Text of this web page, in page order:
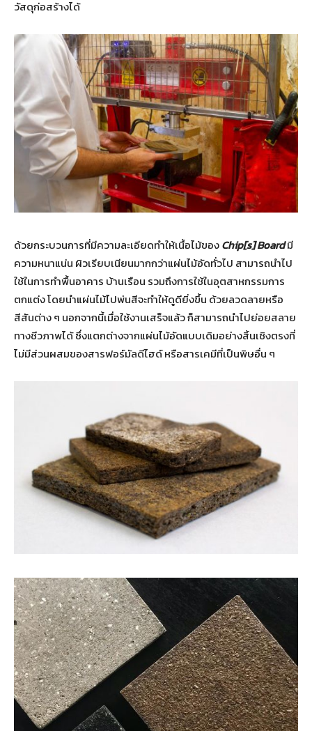
วัสดุก่อสร้างได้
ด้วยกระบวนการที่มีความละเอียดทำให้เนื้อไม้ของChip[s] Boardมี
ความหนาแน่น ผิวเรียบเนียนมากกว่าแผ่นไม้อัดทั่วไป สามารถนำไป
ใช้ในการทำพื้นอาคาร บ้านเรือน รวมถึงการใช้ในอุตสาหกรรมการ
ตกแต่ง โดยนำแผ่นไม้ไปพ่นสีจะทำให้ดูดียิ่งขึ้น ด้วยลวดลายหรือ
สีสันต่าง ๆ นอกจากนี้เมื่อใช้งานเสร็จแล้ว ก็สามารถนำไปย่อยสลาย
ทางชีวภาพได้ ซึ่งแตกต่างจากแผ่นไม้อัดแบบเดิมอย่างสิ้นเชิงตรงที่
ไม่มีส่วนผสมของสารฟอร์มัลดีไฮด์ หรือสารเคมีที่เป็นพิษอื่น ๆ